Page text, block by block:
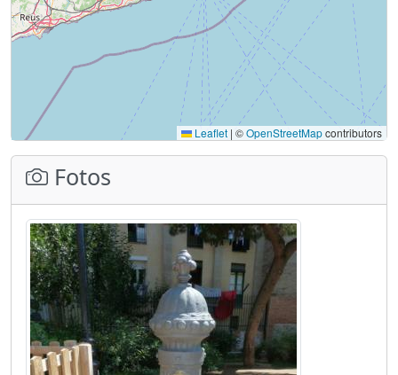
Leaflet | ©OpenStreetMapcontributors
Fotos